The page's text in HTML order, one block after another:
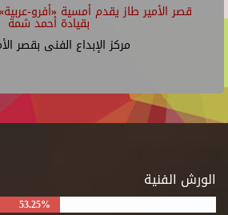
قصر الأمير طاز يقدم أمسية «أفرو-
بقيادة أحمد شمة
مركز الإبداع الفنى بقصر
الورش الفنية
53.25%